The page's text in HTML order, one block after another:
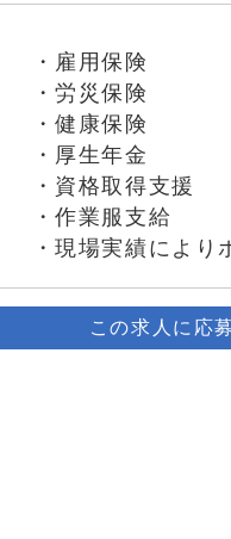
・雇用保険
・労災保険
・健康保険
・厚生年金
・資格取得支援
・作業服支給
・現場実績により
この求人に応